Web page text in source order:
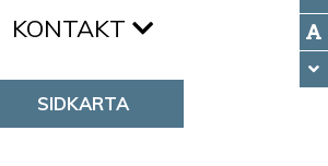
KONTAKT
SIDKARTA